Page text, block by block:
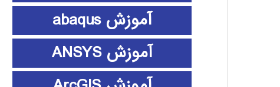
آموزش abaqus
آموزش ANSYS